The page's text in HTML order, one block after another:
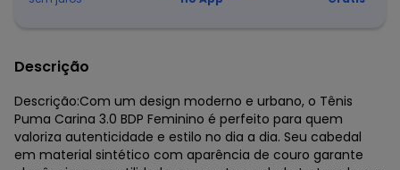
Descrição
Descrição:Com um design moderno e urbano, o Tênis
Puma Carina 3.0 BDP Feminino é perfeito para quem
valoriza autenticidade e estilo no dia a dia. Seu cabedal
em material sintético com aparência de couro garante